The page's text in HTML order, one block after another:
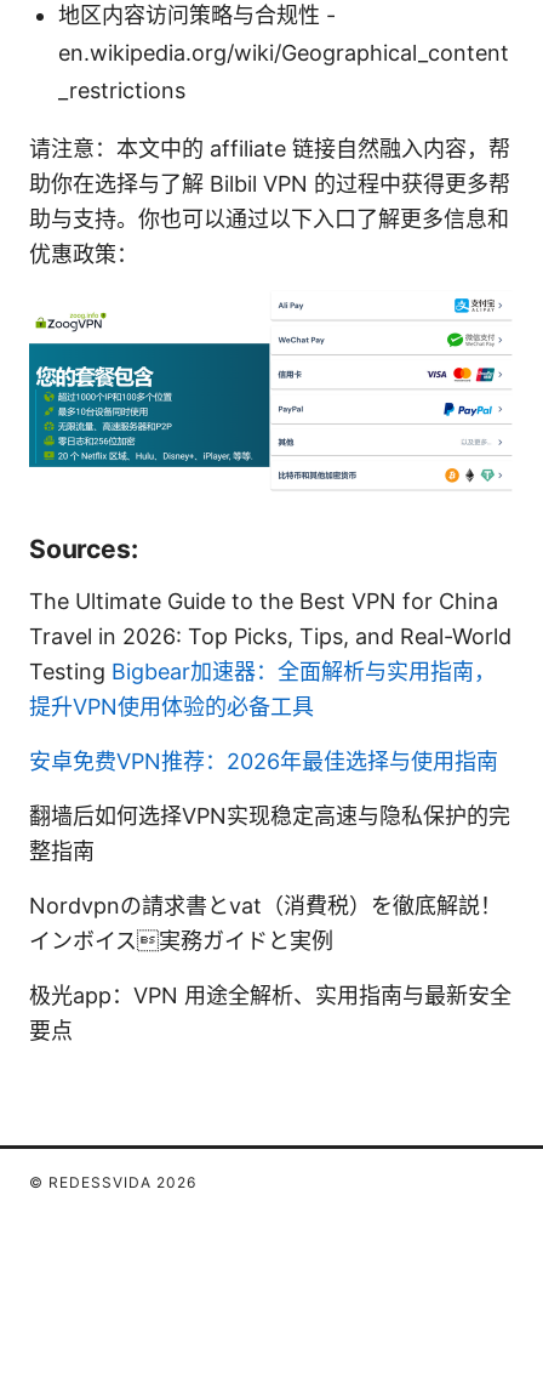
地区内容访问策略与合规性 -
en.wikipedia.org/wiki/Geographical_content
_restrictions
请注意：本文中的 affiliate 链接自然融入内容，帮
助你在选择与了解 Bilbil VPN 的过程中获得更多帮
助与支持。你也可以通过以下入口了解更多信息和
优惠政策：
Sources:
The Ultimate Guide to the Best VPN for China
Travel in 2026: Top Picks, Tips, and Real-World
Testing Bigbear加速器：全面解析与实用指南，
提升VPN使用体验的必备工具
安卓免费VPN推荐：2026年最佳选择与使用指南
翻墙后如何选择VPN实现稳定高速与隐私保护的完
整指南
Nordvpnの請求書とvat（消費税）を徹底解説！
インボイス実務ガイドと実例
极光app：VPN 用途全解析、实用指南与最新安全
要点
© REDESSVIDA 2026